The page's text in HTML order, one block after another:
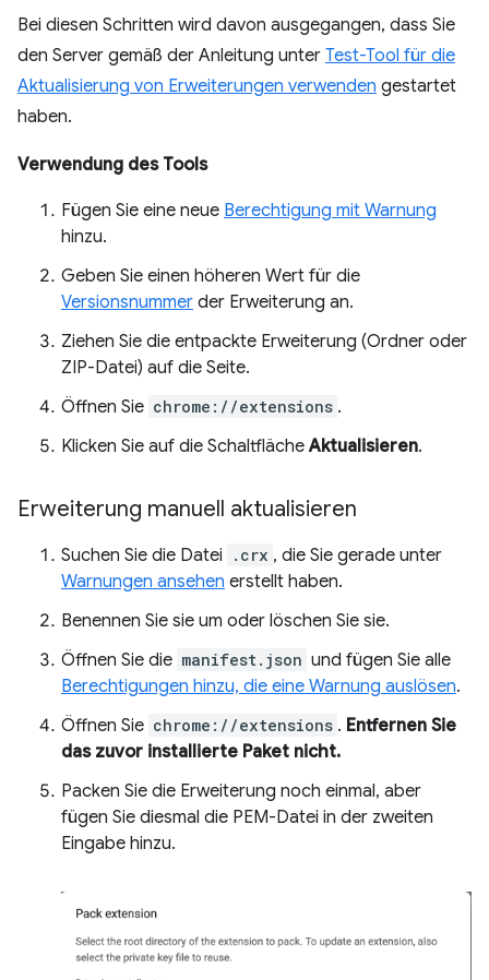
Bei diesen Schritten wird davon ausgegangen, dass Sie
den Server gemäß der Anleitung unter Test-Tool für die
Aktualisierung von Erweiterungen verwenden gestartet
haben.
Verwendung des Tools
Fügen Sie eine neue Berechtigung mit Warnung
hinzu.
Geben Sie einen höheren Wert für die
Versionsnummer der Erweiterung an.
Ziehen Sie die entpackte Erweiterung (Ordner oder
ZIP-Datei) auf die Seite.
Öffnen Sie chrome://extensions .
Klicken Sie auf die SchaltflächeAktualisieren.
Erweiterung manuell aktualisieren
Suchen Sie die Datei .crx , die Sie gerade unter
Warnungen ansehen erstellt haben.
Benennen Sie sie um oder löschen Sie sie.
Öffnen Sie die manifest.json und fügen Sie alle
Berechtigungen hinzu, die eine Warnung auslösen.
Öffnen Sie chrome://extensions . Entfernen Sie
das zuvor installierte Paket nicht.
Packen Sie die Erweiterung noch einmal, aber
fügen Sie diesmal die PEM-Datei in der zweiten
Eingabe hinzu.